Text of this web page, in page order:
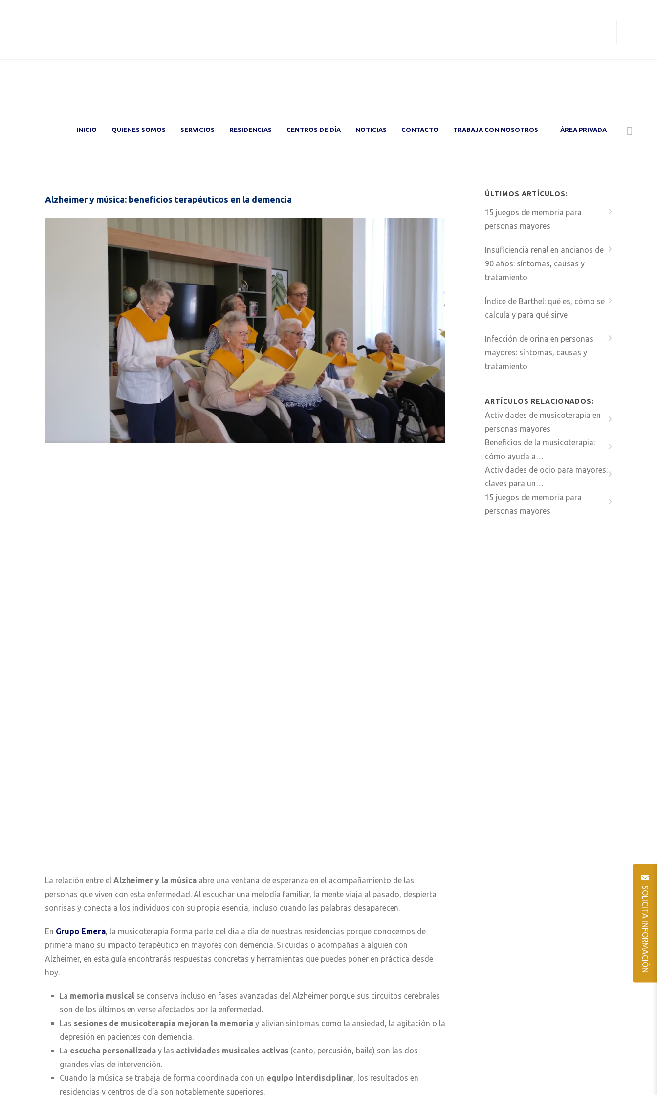
INICIO QUIENES SOMOS SERVICIOS RESIDENCIAS CENTROS DE DÍA NOTICIAS CONTACTO TRABAJA CON NOSOTROS ÁREA PRIVADA
Alzheimer y música: beneficios terapéuticos en la demencia
La relación entre el Alzheimer y la música abre una ventana de esperanza en el acompañamiento de las
personas que viven con esta enfermedad. Al escuchar una melodía familiar, la mente viaja al pasado, despierta
sonrisas y conecta a los individuos con su propia esencia, incluso cuando las palabras desaparecen.
En Grupo Emera, la musicoterapia forma parte del día a día de nuestras residencias porque conocemos de
primera mano su impacto terapéutico en mayores con demencia. Si cuidas o acompañas a alguien con
Alzheimer, en esta guía encontrarás respuestas concretas y herramientas que puedes poner en práctica desde
hoy.
La memoria musical se conserva incluso en fases avanzadas del Alzheimer porque sus circuitos cerebrales
son de los últimos en verse afectados por la enfermedad.
Las sesiones de musicoterapia mejoran la memoria y alivian síntomas como la ansiedad, la agitación o la
depresión en pacientes con demencia.
La escucha personalizada y las actividades musicales activas (canto, percusión, baile) son las dos
grandes vías de intervención.
Cuando la música se trabaja de forma coordinada con un equipo interdisciplinar, los resultados en
residencias y centros de día son notablemente superiores.
ÚLTIMOS ARTÍCULOS:
15 juegos de memoria para
personas mayores
Insuficiencia renal en ancianos de
90 años: síntomas, causas y
tratamiento
Índice de Barthel: qué es, cómo se
calcula y para qué sirve
Infección de orina en personas
mayores: síntomas, causas y
tratamiento
ARTÍCULOS RELACIONADOS:
Actividades de musicoterapia en
personas mayores
Beneficios de la musicoterapia:
cómo ayuda a…
Actividades de ocio para mayores:
claves para un…
15 juegos de memoria para
personas mayores
SOLICITA INFORMACIÓN